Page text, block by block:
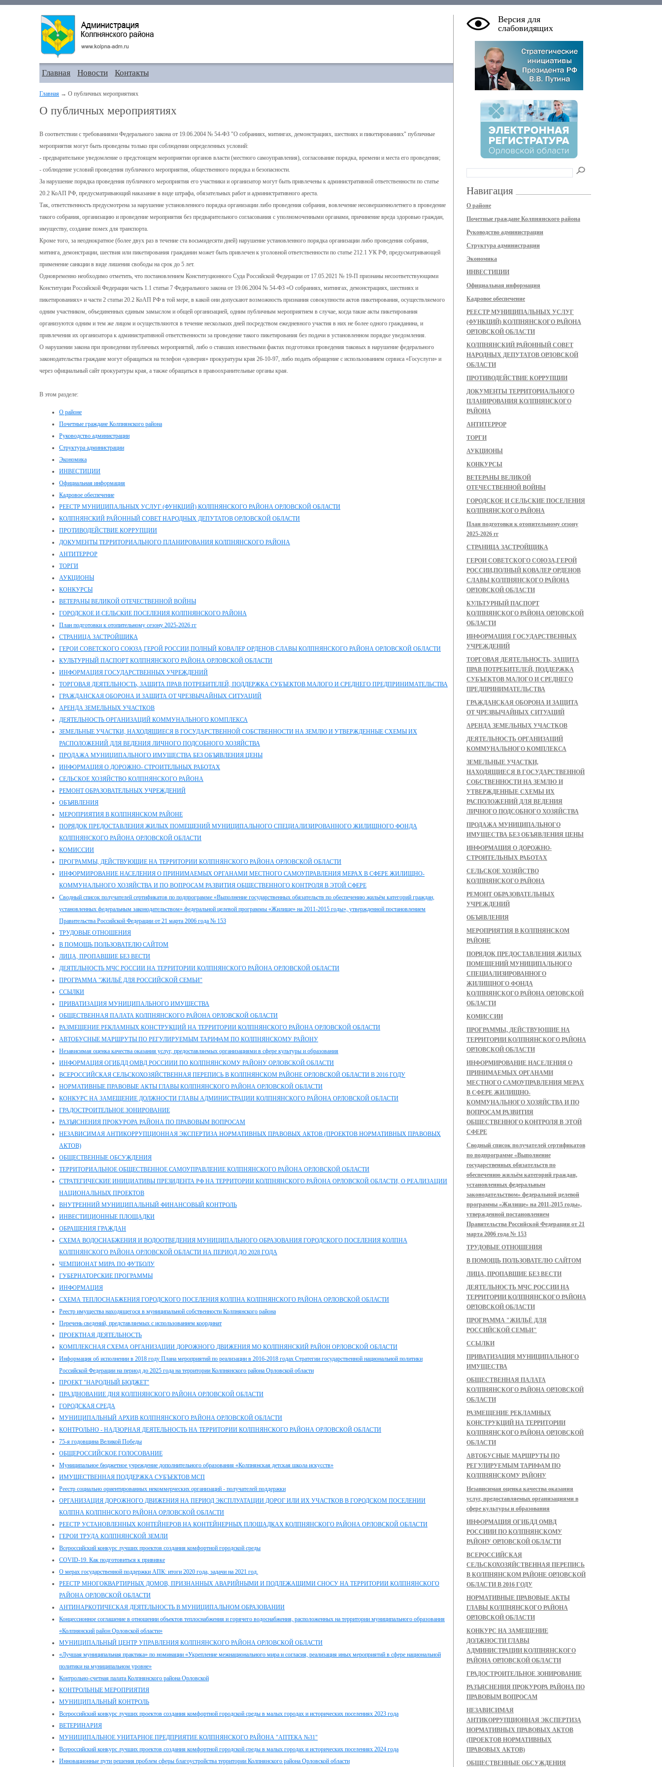
Главная Новости Контакты
Главная → О публичных мероприятиях
О публичных мероприятиях
В соответствии с требованиями Федерального закона от 19.06.2004 № 54-ФЗ "О собраниях, митингах, демонстрациях, шествиях и пикетированиях" публичные
мероприятия могут быть проведены только при соблюдении определенных условий:
- предварительное уведомление о предстоящем мероприятии органов власти (местного самоуправления), согласование порядка, времени и места его проведения;
- соблюдение условий проведения публичного мероприятия, общественного порядка и безопасности.
За нарушение порядка проведения публичного мероприятия его участники и организатор могут быть привлечены к административной ответственности по статье
20.2 КоАП РФ, предусматривающий наказание в виде штрафа, обязательных работ и административного ареста.
Так, ответственность предусмотрена за нарушение установленного порядка организации либо проведения собрания, вовлечение несовершеннолетнего в проведение
такого собрания, организацию и проведение мероприятия без предварительного согласования с уполномоченными органами, причинение вреда здоровью граждан,
имуществу, создание помех для транспорта.
Кроме того, за неоднократное (более двух раз в течение ста восьмидесяти дней) нарушение установленного порядка организации либо проведения собрания,
митинга, демонстрации, шествия или пикетирования гражданин может быть привлечен к уголовной ответственности по статье 212.1 УК РФ, предусматривающей
применение санкции в виде лишения свободы на срок до 5 лет.
Одновременно необходимо отметить, что постановлением Конституционного Суда Российской Федерации от 17.05.2021 № 19-П признаны несоответствующими
Конституции Российской Федерации часть 1.1 статьи 7 Федерального закона от 19.06.2004 № 54-ФЗ «О собраниях, митингах, демонстрациях, шествиях и
пикетированиях» и части 2 статьи 20.2 КоАП РФ в той мере, в какой они допускают возможность признания совокупности актов пикетирования, осуществляемого
одним участником, объединенных единым замыслом и общей организацией, одним публичным мероприятием в случае, когда такие акты пикетирования
организуются одним и тем же лицом и осуществляются в течение нескольких дней посредством ежедневного участия в них не более одного гражданина, и
привлечения их организатора к административной ответственности за проведение такого пикетирования без подачи в установленном порядке уведомления.
О нарушении закона при проведении публичных мероприятий, либо о ставших известными фактах подготовки проведения таковых в нарушение федерального
законодательства граждане могут обращаться на телефон «доверия» прокуратуры края 26-10-97, либо подать обращение с использованием сервиса «Госуслуги» и
через официальный сайт прокуратуры края, а также обращаться в правоохранительные органы края.
В этом разделе:
О районе
Почетные граждане Колпнянского района
Руководство администрации
Структура администрации
Экономика
ИНВЕСТИЦИИ
Официальная информация
Кадровое обеспечение
РЕЕСТР МУНИЦИПАЛЬНЫХ УСЛУГ (ФУНКЦИЙ) КОЛПНЯНСКОГО РАЙОНА ОРЛОВСКОЙ ОБЛАСТИ
КОЛПНЯНСКИЙ РАЙОННЫЙ СОВЕТ НАРОДНЫХ ДЕПУТАТОВ ОРЛОВСКОЙ ОБЛАСТИ
ПРОТИВОДЕЙСТВИЕ КОРРУПЦИИ
ДОКУМЕНТЫ ТЕРРИТОРИАЛЬНОГО ПЛАНИРОВАНИЯ КОЛПНЯНСКОГО РАЙОНА
АНТИТЕРРОР
ТОРГИ
АУКЦИОНЫ
КОНКУРСЫ
ВЕТЕРАНЫ ВЕЛИКОЙ ОТЕЧЕСТВЕННОЙ ВОЙНЫ
ГОРОДСКОЕ И СЕЛЬСКИЕ ПОСЕЛЕНИЯ КОЛПНЯНСКОГО РАЙОНА
План подготовки к отопительному сезону 2025-2026 гг
СТРАНИЦА ЗАСТРОЙЩИКА
ГЕРОИ СОВЕТСКОГО СОЮЗА,ГЕРОЙ РОССИИ,ПОЛНЫЙ КОВАЛЕР ОРДЕНОВ СЛАВЫ КОЛПНЯНСКОГО РАЙОНА ОРЛОВСКОЙ ОБЛАСТИ
КУЛЬТУРНЫЙ ПАСПОРТ КОЛПНЯНСКОГО РАЙОНА ОРЛОВСКОЙ ОБЛАСТИ
ИНФОРМАЦИЯ ГОСУДАРСТВЕННЫХ УЧРЕЖДЕНИЙ
ТОРГОВАЯ ДЕЯТЕЛЬНОСТЬ, ЗАЩИТА ПРАВ ПОТРЕБИТЕЛЕЙ, ПОДДЕРЖКА СУБЪЕКТОВ МАЛОГО И СРЕДНЕГО ПРЕДПРИНИМАТЕЛЬСТВА
ГРАЖДАНСКАЯ ОБОРОНА И ЗАЩИТА ОТ ЧРЕЗВЫЧАЙНЫХ СИТУАЦИЙ
АРЕНДА ЗЕМЕЛЬНЫХ УЧАСТКОВ
ДЕЯТЕЛЬНОСТЬ ОРГАНИЗАЦИЙ КОММУНАЛЬНОГО КОМПЛЕКСА
ЗЕМЕЛЬНЫЕ УЧАСТКИ, НАХОДЯЩИЕСЯ В ГОСУДАРСТВЕННОЙ СОБСТВЕННОСТИ НА ЗЕМЛЮ И УТВЕРЖДЕННЫЕ СХЕМЫ ИХ
РАСПОЛОЖЕНИЙ ДЛЯ ВЕДЕНИЯ ЛИЧНОГО ПОДСОБНОГО ХОЗЯЙСТВА
ПРОДАЖА МУНИЦИПАЛЬНОГО ИМУЩЕСТВА БЕЗ ОБЪЯВЛЕНИЯ ЦЕНЫ
ИНФОРМАЦИЯ О ДОРОЖНО- СТРОИТЕЛЬНЫХ РАБОТАХ
СЕЛЬСКОЕ ХОЗЯЙСТВО КОЛПНЯНСКОГО РАЙОНА
РЕМОНТ ОБРАЗОВАТЕЛЬНЫХ УЧРЕЖДЕНИЙ
ОБЪЯВЛЕНИЯ
МЕРОПРИЯТИЯ В КОЛПНЯНСКОМ РАЙОНЕ
ПОРЯДОК ПРЕДОСТАВЛЕНИЯ ЖИЛЫХ ПОМЕЩЕНИЙ МУНИЦИПАЛЬНОГО СПЕЦИАЛИЗИРОВАННОГО ЖИЛИЩНОГО ФОНДА
КОЛПНЯНСКОГО РАЙОНА ОРЛОВСКОЙ ОБЛАСТИ
КОМИССИИ
ПРОГРАММЫ, ДЕЙСТВУЮЩИЕ НА ТЕРРИТОРИИ КОЛПНЯНСКОГО РАЙОНА ОРЛОВСКОЙ ОБЛАСТИ
ИНФОРМИРОВАНИЕ НАСЕЛЕНИЯ О ПРИНИМАЕМЫХ ОРГАНАМИ МЕСТНОГО САМОУПРАВЛЕНИЯ МЕРАХ В СФЕРЕ ЖИЛИЩНО-
КОММУНАЛЬНОГО ХОЗЯЙСТВА И ПО ВОПРОСАМ РАЗВИТИЯ ОБЩЕСТВЕННОГО КОНТРОЛЯ В ЭТОЙ СФЕРЕ
Сводный список получателей сертификатов по подпрограмме «Выполнение государственных обязательств по обеспечению жильём категорий граждан,
установленных федеральным законодательством» федеральной целевой программы «Жилище» на 2011-2015 годы», утвержденной постановлением
Правительства Российской Федерации от 21 марта 2006 года № 153
ТРУДОВЫЕ ОТНОШЕНИЯ
В ПОМОЩЬ ПОЛЬЗОВАТЕЛЮ САЙТОМ
ЛИЦА, ПРОПАВШИЕ БЕЗ ВЕСТИ
ДЕЯТЕЛЬНОСТЬ МЧС РОССИИ НА ТЕРРИТОРИИ КОЛПНЯНСКОГО РАЙОНА ОРЛОВСКОЙ ОБЛАСТИ
ПРОГРАММА "ЖИЛЬЁ ДЛЯ РОССИЙСКОЙ СЕМЬИ"
ССЫЛКИ
ПРИВАТИЗАЦИЯ МУНИЦИПАЛЬНОГО ИМУЩЕСТВА
ОБЩЕСТВЕННАЯ ПАЛАТА КОЛПНЯНСКОГО РАЙОНА ОРЛОВСКОЙ ОБЛАСТИ
РАЗМЕЩЕНИЕ РЕКЛАМНЫХ КОНСТРУКЦИЙ НА ТЕРРИТОРИИ КОЛПНЯНСКОГО РАЙОНА ОРЛОВСКОЙ ОБЛАСТИ
АВТОБУСНЫЕ МАРШРУТЫ ПО РЕГУЛИРУЕМЫМ ТАРИФАМ ПО КОЛПНЯНСКОМУ РАЙОНУ
Независимая оценка качества оказания услуг, предоставляемых организациями в сфере культуры и образования
ИНФОРМАЦИЯ ОГИБДД ОМВД РОССИИИ ПО КОЛПНЯНСКОМУ РАЙОНУ ОРЛОВСКОЙ ОБЛАСТИ
ВСЕРОССИЙСКАЯ СЕЛЬСКОХОЗЯЙСТВЕННАЯ ПЕРЕПИСЬ В КОЛПНЯНСКОМ РАЙОНЕ ОРЛОВСКОЙ ОБЛАСТИ В 2016 ГОДУ
НОРМАТИВНЫЕ ПРАВОВЫЕ АКТЫ ГЛАВЫ КОЛПНЯНСКОГО РАЙОНА ОРЛОВСКОЙ ОБЛАСТИ
КОНКУРС НА ЗАМЕЩЕНИЕ ДОЛЖНОСТИ ГЛАВЫ АДМИНИСТРАЦИИ КОЛПНЯНСКОГО РАЙОНА ОРЛОВСКОЙ ОБЛАСТИ
ГРАДОСТРОИТЕЛЬНОЕ ЗОНИРОВАНИЕ
РАЗЪЯСНЕНИЯ ПРОКУРОРА РАЙОНА ПО ПРАВОВЫМ ВОПРОСАМ
НЕЗАВИСИМАЯ АНТИКОРРУПЦИОННАЯ ЭКСПЕРТИЗА НОРМАТИВНЫХ ПРАВОВЫХ АКТОВ (ПРОЕКТОВ НОРМАТИВНЫХ ПРАВОВЫХ
АКТОВ)
ОБЩЕСТВЕННЫЕ ОБСУЖДЕНИЯ
ТЕРРИТОРИАЛЬНОЕ ОБЩЕСТВЕННОЕ САМОУПРАВЛЕНИЕ КОЛПНЯНСКОГО РАЙОНА ОРЛОВСКОЙ ОБЛАСТИ
СТРАТЕГИЧЕСКИЕ ИНИЦИАТИВЫ ПРЕЗИДЕНТА РФ НА ТЕРРИТОРИИ КОЛПНЯНСКОГО РАЙОНА ОРЛОВСКОЙ ОБЛАСТИ, О РЕАЛИЗАЦИИ
НАЦИОНАЛЬНЫХ ПРОЕКТОВ
ВНУТРЕННИЙ МУНИЦИПАЛЬНЫЙ ФИНАНСОВЫЙ КОНТРОЛЬ
ИНВЕСТИЦИОННЫЕ ПЛОЩАДКИ
ОБРАЩЕНИЯ ГРАЖДАН
СХЕМА ВОДОСНАБЖЕНИЯ И ВОДООТВЕДЕНИЯ МУНИЦИПАЛЬНОГО ОБРАЗОВАНИЯ ГОРОДСКОГО ПОСЕЛЕНИЯ КОЛПНА
КОЛПНЯНСКОГО РАЙОНА ОРЛОВСКОЙ ОБЛАСТИ НА ПЕРИОД ДО 2028 ГОДА
ЧЕМПИОНАТ МИРА ПО ФУТБОЛУ
ГУБЕРНАТОРСКИЕ ПРОГРАММЫ
ИНФОРМАЦИЯ
СХЕМА ТЕПЛОСНАБЖЕНИЯ ГОРОДСКОГО ПОСЕЛЕНИЯ КОЛПНА КОЛПНЯНСКОГО РАЙОНА ОРЛОВСКОЙ ОБЛАСТИ
Реестр имущества находящегося в муниципальной собственности Колпнянского района
Перечень сведений, представляемых с использованием координат
ПРОЕКТНАЯ ДЕЯТЕЛЬНОСТЬ
КОМПЛЕКСНАЯ СХЕМА ОРГАНИЗАЦИИ ДОРОЖНОГО ДВИЖЕНИЯ МО КОЛПНЯНСКИЙ РАЙОН ОРЛОВСКОЙ ОБЛАСТИ
Информация об исполнении в 2018 году Плана мероприятий по реализации в 2016-2018 годах Стратегии государственной национальной политики
Российской Федерации на период до 2025 года на территории Колпнянского района Орловской области
ПРОЕКТ "НАРОДНЫЙ БЮДЖЕТ"
ПРАЗДНОВАНИЕ ДНЯ КОЛПНЯНСКОГО РАЙОНА ОРЛОВСКОЙ ОБЛАСТИ
ГОРОДСКАЯ СРЕДА
МУНИЦИПАЛЬНЫЙ АРХИВ КОЛПНЯНСКОГО РАЙОНА ОРЛОВСКОЙ ОБЛАСТИ
КОНТРОЛЬНО - НАДЗОРНАЯ ДЕЯТЕЛЬНОСТЬ НА ТЕРРИТОРИИ КОЛПНЯНСКОГО РАЙОНА ОРЛОВСКОЙ ОБЛАСТИ
75-я годовщина Великой Победы
ОБЩЕРОССИЙСКОЕ ГОЛОСОВАНИЕ
Муниципальное бюджетное учреждение дополнительного образования «Колпнянская детская школа искусств»
ИМУЩЕСТВЕННАЯ ПОДДЕРЖКА СУБЪЕКТОВ МСП
Реестр социально ориентированных некоммерческих организаций - получателей поддержки
ОРГАНИЗАЦИЯ ДОРОЖНОГО ДВИЖЕНИЯ НА ПЕРИОД ЭКСПЛУАТАЦИИ ДОРОГ ИЛИ ИХ УЧАСТКОВ В ГОРОДСКОМ ПОСЕЛЕНИИ
КОЛПНА КОЛПННСКОГО РАЙОНА ОРЛОВСКОЙ ОБЛАСТИ
РЕЕСТР УСТАНОВЛЕННЫХ КОНТЕЙНЕРОВ НА КОНТЕЙНЕРНЫХ ПЛОЩАДКАХ КОЛПНЯНСКОГО РАЙОНА ОРЛОВСКОЙ ОБЛАСТИ
ГЕРОИ ТРУДА КОЛПНЯНСКОЙ ЗЕМЛИ
Всероссийский конкурс лучших проектов создания комфортной городской среды
COVID-19. Как подготовиться к прививке
О мерах государственной поддержки АПК: итоги 2020 года, задачи на 2021 год.
РЕЕСТР МНОГОКВАРТИРНЫХ ДОМОВ, ПРИЗНАННЫХ АВАРИЙНЫМИ И ПОДЛЕЖАЩИМИ СНОСУ НА ТЕРРИТОРИИ КОЛПНЯНСКОГО
РАЙОНА ОРЛОВСКОЙ ОБЛАСТИ
АНТИНАРКОТИЧЕСКАЯ ДЕЯТЕЛЬНОСТЬ В МУНИЦИПАЛЬНОМ ОБРАЗОВАНИИ
Концессионное соглашение в отношении объектов теплоснабжения и горячего водоснабжения, расположенных на территории муниципального образования
«Колпнянский район Орловской области»
МУНИЦИПАЛЬНЫЙ ЦЕНТР УПРАВЛЕНИЯ КОЛПНЯНСКОГО РАЙОНА ОРЛОВСКОЙ ОБЛАСТИ
«Лучшая муниципальная практика» по номинации «Укрепление межнационального мира и согласия, реализация иных мероприятий в сфере национальной
политики на муниципальном уровне»
Контрольно-счетная палата Колпнянского района Орловской
КОНТРОЛЬНЫЕ МЕРОПРИЯТИЯ
МУНИЦИПАЛЬНЫЙ КОНТРОЛЬ
Всероссийский конкурс лучших проектов создания комфортной городской среды в малых городах и исторических поселениях 2023 года
ВЕТЕРИНАРИЯ
МУНИЦИПАЛЬНОЕ УНИТАРНОЕ ПРЕДПРИЯТИЕ КОЛПНЯНСКОГО РАЙОНА "АПТЕКА №31"
Всероссийский конкурс лучших проектов создания комфортной городской среды в малых городах и исторических поселениях 2024 года
Инновационные пути решения проблем сферы благоустройства территории Колпнянского района Орловской области
Версия для
слабовидящих
Навигация
О районе
Почетные граждане Колпнянского района
Руководство администрации
Структура администрации
Экономика
ИНВЕСТИЦИИ
Официальная информация
Кадровое обеспечение
РЕЕСТР МУНИЦИПАЛЬНЫХ УСЛУГ
(ФУНКЦИЙ) КОЛПНЯНСКОГО РАЙОНА
ОРЛОВСКОЙ ОБЛАСТИ
КОЛПНЯНСКИЙ РАЙОННЫЙ СОВЕТ
НАРОДНЫХ ДЕПУТАТОВ ОРЛОВСКОЙ
ОБЛАСТИ
ПРОТИВОДЕЙСТВИЕ КОРРУПЦИИ
ДОКУМЕНТЫ ТЕРРИТОРИАЛЬНОГО
ПЛАНИРОВАНИЯ КОЛПНЯНСКОГО
РАЙОНА
АНТИТЕРРОР
ТОРГИ
АУКЦИОНЫ
КОНКУРСЫ
ВЕТЕРАНЫ ВЕЛИКОЙ
ОТЕЧЕСТВЕННОЙ ВОЙНЫ
ГОРОДСКОЕ И СЕЛЬСКИЕ ПОСЕЛЕНИЯ
КОЛПНЯНСКОГО РАЙОНА
План подготовки к отопительному сезону
2025-2026 гг
СТРАНИЦА ЗАСТРОЙЩИКА
ГЕРОИ СОВЕТСКОГО СОЮЗА,ГЕРОЙ
РОССИИ,ПОЛНЫЙ КОВАЛЕР ОРДЕНОВ
СЛАВЫ КОЛПНЯНСКОГО РАЙОНА
ОРЛОВСКОЙ ОБЛАСТИ
КУЛЬТУРНЫЙ ПАСПОРТ
КОЛПНЯНСКОГО РАЙОНА ОРЛОВСКОЙ
ОБЛАСТИ
ИНФОРМАЦИЯ ГОСУДАРСТВЕННЫХ
УЧРЕЖДЕНИЙ
ТОРГОВАЯ ДЕЯТЕЛЬНОСТЬ, ЗАЩИТА
ПРАВ ПОТРЕБИТЕЛЕЙ, ПОДДЕРЖКА
СУБЪЕКТОВ МАЛОГО И СРЕДНЕГО
ПРЕДПРИНИМАТЕЛЬСТВА
ГРАЖДАНСКАЯ ОБОРОНА И ЗАЩИТА
ОТ ЧРЕЗВЫЧАЙНЫХ СИТУАЦИЙ
АРЕНДА ЗЕМЕЛЬНЫХ УЧАСТКОВ
ДЕЯТЕЛЬНОСТЬ ОРГАНИЗАЦИЙ
КОММУНАЛЬНОГО КОМПЛЕКСА
ЗЕМЕЛЬНЫЕ УЧАСТКИ,
НАХОДЯЩИЕСЯ В ГОСУДАРСТВЕННОЙ
СОБСТВЕННОСТИ НА ЗЕМЛЮ И
УТВЕРЖДЕННЫЕ СХЕМЫ ИХ
РАСПОЛОЖЕНИЙ ДЛЯ ВЕДЕНИЯ
ЛИЧНОГО ПОДСОБНОГО ХОЗЯЙСТВА
ПРОДАЖА МУНИЦИПАЛЬНОГО
ИМУЩЕСТВА БЕЗ ОБЪЯВЛЕНИЯ ЦЕНЫ
ИНФОРМАЦИЯ О ДОРОЖНО-
СТРОИТЕЛЬНЫХ РАБОТАХ
СЕЛЬСКОЕ ХОЗЯЙСТВО
КОЛПНЯНСКОГО РАЙОНА
РЕМОНТ ОБРАЗОВАТЕЛЬНЫХ
УЧРЕЖДЕНИЙ
ОБЪЯВЛЕНИЯ
МЕРОПРИЯТИЯ В КОЛПНЯНСКОМ
РАЙОНЕ
ПОРЯДОК ПРЕДОСТАВЛЕНИЯ ЖИЛЫХ
ПОМЕЩЕНИЙ МУНИЦИПАЛЬНОГО
СПЕЦИАЛИЗИРОВАННОГО
ЖИЛИЩНОГО ФОНДА
КОЛПНЯНСКОГО РАЙОНА ОРЛОВСКОЙ
ОБЛАСТИ
КОМИССИИ
ПРОГРАММЫ, ДЕЙСТВУЮЩИЕ НА
ТЕРРИТОРИИ КОЛПНЯНСКОГО РАЙОНА
ОРЛОВСКОЙ ОБЛАСТИ
ИНФОРМИРОВАНИЕ НАСЕЛЕНИЯ О
ПРИНИМАЕМЫХ ОРГАНАМИ
МЕСТНОГО САМОУПРАВЛЕНИЯ МЕРАХ
В СФЕРЕ ЖИЛИЩНО-
КОММУНАЛЬНОГО ХОЗЯЙСТВА И ПО
ВОПРОСАМ РАЗВИТИЯ
ОБЩЕСТВЕННОГО КОНТРОЛЯ В ЭТОЙ
СФЕРЕ
Сводный список получателей сертификатов
по подпрограмме «Выполнение
государственных обязательств по
обеспечению жильём категорий граждан,
установленных федеральным
законодательством» федеральной целевой
программы «Жилище» на 2011-2015 годы»,
утвержденной постановлением
Правительства Российской Федерации от 21
марта 2006 года № 153
ТРУДОВЫЕ ОТНОШЕНИЯ
В ПОМОЩЬ ПОЛЬЗОВАТЕЛЮ САЙТОМ
ЛИЦА, ПРОПАВШИЕ БЕЗ ВЕСТИ
ДЕЯТЕЛЬНОСТЬ МЧС РОССИИ НА
ТЕРРИТОРИИ КОЛПНЯНСКОГО РАЙОНА
ОРЛОВСКОЙ ОБЛАСТИ
ПРОГРАММА "ЖИЛЬЁ ДЛЯ
РОССИЙСКОЙ СЕМЬИ"
ССЫЛКИ
ПРИВАТИЗАЦИЯ МУНИЦИПАЛЬНОГО
ИМУЩЕСТВА
ОБЩЕСТВЕННАЯ ПАЛАТА
КОЛПНЯНСКОГО РАЙОНА ОРЛОВСКОЙ
ОБЛАСТИ
РАЗМЕЩЕНИЕ РЕКЛАМНЫХ
КОНСТРУКЦИЙ НА ТЕРРИТОРИИ
КОЛПНЯНСКОГО РАЙОНА ОРЛОВСКОЙ
ОБЛАСТИ
АВТОБУСНЫЕ МАРШРУТЫ ПО
РЕГУЛИРУЕМЫМ ТАРИФАМ ПО
КОЛПНЯНСКОМУ РАЙОНУ
Независимая оценка качества оказания
услуг, предоставляемых организациями в
сфере культуры и образования
ИНФОРМАЦИЯ ОГИБДД ОМВД
РОССИИИ ПО КОЛПНЯНСКОМУ
РАЙОНУ ОРЛОВСКОЙ ОБЛАСТИ
ВСЕРОССИЙСКАЯ
СЕЛЬСКОХОЗЯЙСТВЕННАЯ ПЕРЕПИСЬ
В КОЛПНЯНСКОМ РАЙОНЕ ОРЛОВСКОЙ
ОБЛАСТИ В 2016 ГОДУ
НОРМАТИВНЫЕ ПРАВОВЫЕ АКТЫ
ГЛАВЫ КОЛПНЯНСКОГО РАЙОНА
ОРЛОВСКОЙ ОБЛАСТИ
КОНКУРС НА ЗАМЕЩЕНИЕ
ДОЛЖНОСТИ ГЛАВЫ
АДМИНИСТРАЦИИ КОЛПНЯНСКОГО
РАЙОНА ОРЛОВСКОЙ ОБЛАСТИ
ГРАДОСТРОИТЕЛЬНОЕ ЗОНИРОВАНИЕ
РАЗЪЯСНЕНИЯ ПРОКУРОРА РАЙОНА ПО
ПРАВОВЫМ ВОПРОСАМ
НЕЗАВИСИМАЯ
АНТИКОРРУПЦИОННАЯ ЭКСПЕРТИЗА
НОРМАТИВНЫХ ПРАВОВЫХ АКТОВ
(ПРОЕКТОВ НОРМАТИВНЫХ
ПРАВОВЫХ АКТОВ)
ОБЩЕСТВЕННЫЕ ОБСУЖДЕНИЯ